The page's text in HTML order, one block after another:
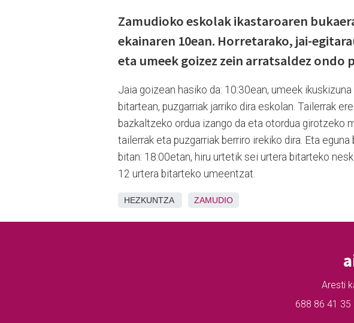
Zamudioko eskolak ikastaroaren
ekainaren 10ean. Horretarako, jai-
eta umeek goizez zein arratsaldez ondo
Jaia goizean hasiko da: 10:30ean, umeek
bitartean, puzgarriak jarriko dira eskolan. Tailerrak
bazkaltzeko ordua izango da eta otordua girotzeko
tailerrak eta puzgarriak berriro irekiko dira. Eta
bitan: 18:00etan, hiru urtetik sei urtera bitarteko
12 urtera bitarteko umeentzat.
HEZKUNTZA ZAMUDIO
Aresti
688 86 41 35